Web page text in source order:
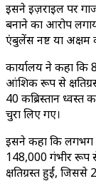
इसने इज़राइल पर
बनाने का आरोप
एंबुलेंस नष्ट या अक्षम
कार्यालय ने कहा
आंशिक रूप से
40 कब्रिस्तान
चुरा लिए गए।
इसने कहा कि लगभग
148,000 गंभीर रूप
क्षतिग्रस्त हुईं, जिससे